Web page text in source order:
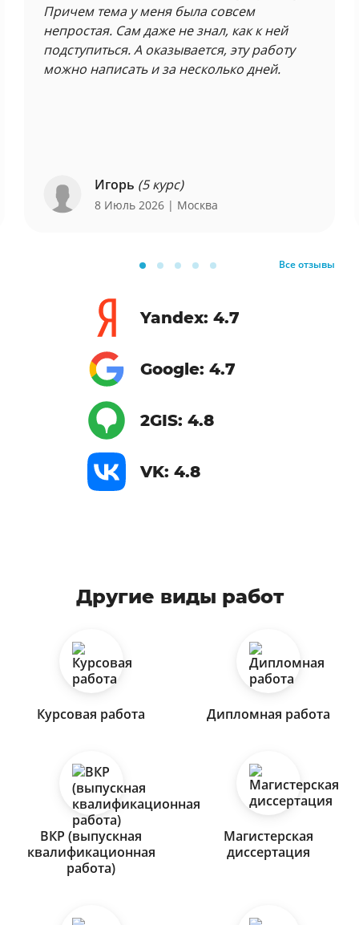
Причем тема у меня была совсем
непростая. Сам даже не знал, как к ней
подступиться. А оказывается, эту работу
можно написать и за несколько дней.
Игорь (5 курс)
8 Июль 2026 | Москва
Все отзывы
Yandex: 4.7
Google: 4.7
2GIS: 4.8
VK: 4.8
Другие виды работ
Курсовая работа Дипломная работа
ВКР (выпускная
квалификационная
работа)
Магистерская
диссертация